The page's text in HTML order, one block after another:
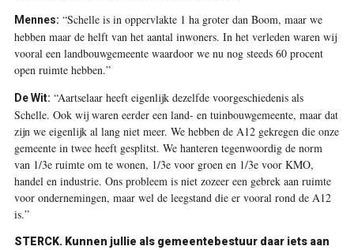
Mennes: “Schelle is in oppervlakte 1 ha groter dan Boom, maar we
hebben maar de helft van het aantal inwoners. In het verleden waren wij
vooral een landbouwgemeente waardoor we nu nog steeds 60 procent
open ruimte hebben.”
De Wit: “Aartselaar heeft eigenlijk dezelfde voorgeschiedenis als
Schelle. Ook wij waren eerder een land- en tuinbouwgemeente, maar dat
zijn we eigenlijk al lang niet meer. We hebben de A12 gekregen die onze
gemeente in twee heeft gesplitst. We hanteren tegenwoordig de norm
van 1/3e ruimte om te wonen, 1/3e voor groen en 1/3e voor KMO,
handel en industrie. Ons probleem is niet zozeer een gebrek aan ruimte
voor ondernemingen, maar wel de leegstand die er vooral rond de A12
is.”
STERCK. Kunnen jullie als gemeentebestuur daar iets aan